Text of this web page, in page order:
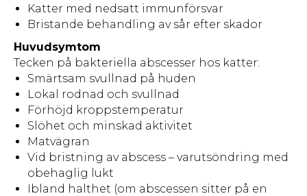
Katter med nedsatt immunförsvar
Bristande behandling av sår efter skador
Huvudsymtom
Tecken på bakteriella abscesser hos katter:
Smärtsam svullnad på huden
Lokal rodnad och svullnad
Förhöjd kroppstemperatur
Slöhet och minskad aktivitet
Matvägran
Vid bristning av abscess – varutsöndring med
obehaglig lukt
Ibland halthet (om abscessen sitter på en